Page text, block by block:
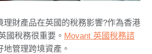
理財產品在英國的稅務影響?作為香港
國稅務很重要。 Movant 英國稅務諮
地管理跨境資產。